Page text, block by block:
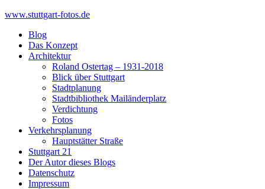
Skip
content
www.stuttgart-fotos.de
Blog
Das Konzept
Architektur
Roland Ostertag – 1931-2018
Blick über Stuttgart
Stadtplanung
Stadtbibliothek Mailänderplatz
Verdichtung
Fotos
Verkehrsplanung
Hauptstätter Straße
Stuttgart 21
Der Autor dieses Blogs
Datenschutz
Impressum